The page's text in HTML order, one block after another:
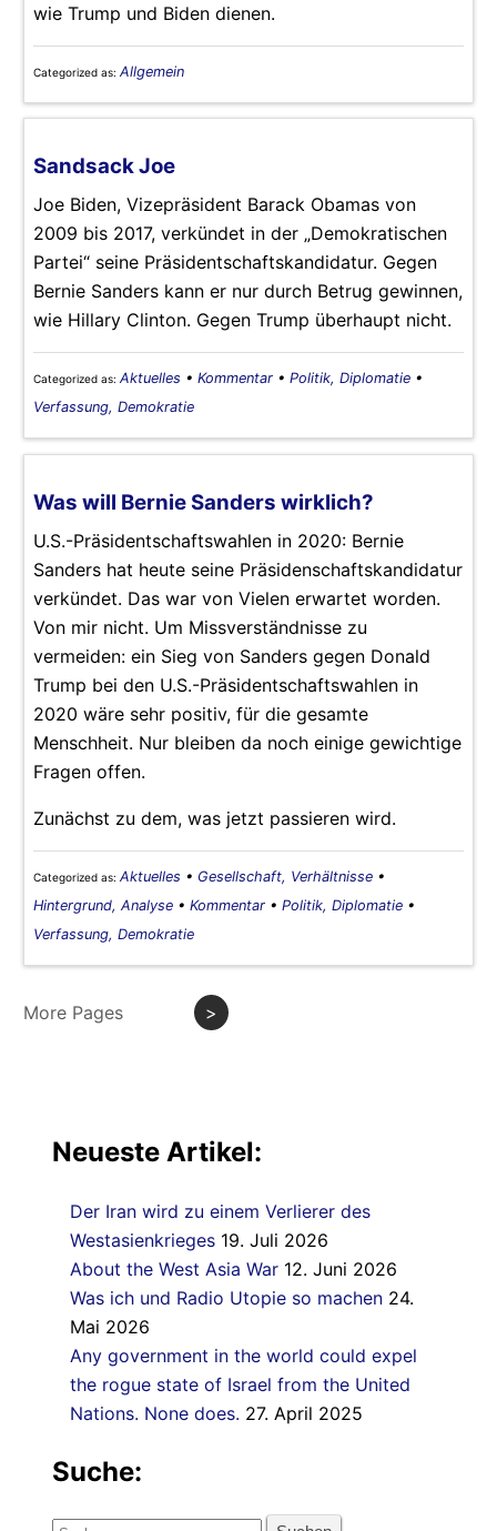
wie Trump und Biden dienen.
Categorized as: Allgemein
Sandsack Joe
Joe Biden, Vizepräsident Barack Obamas von
2009 bis 2017, verkündet in der „Demokratischen
Partei“ seine Präsidentschaftskandidatur. Gegen
Bernie Sanders kann er nur durch Betrug gewinnen,
wie Hillary Clinton. Gegen Trump überhaupt nicht.
Categorized as: Aktuelles • Kommentar • Politik, Diplomatie •
Verfassung, Demokratie
Was will Bernie Sanders wirklich?
U.S.-Präsidentschaftswahlen in 2020: Bernie
Sanders hat heute seine Präsidenschaftskandidatur
verkündet. Das war von Vielen erwartet worden.
Von mir nicht. Um Missverständnisse zu
vermeiden: ein Sieg von Sanders gegen Donald
Trump bei den U.S.-Präsidentschaftswahlen in
2020 wäre sehr positiv, für die gesamte
Menschheit. Nur bleiben da noch einige gewichtige
Fragen offen.
Zunächst zu dem, was jetzt passieren wird.
Categorized as: Aktuelles • Gesellschaft, Verhältnisse •
Hintergrund, Analyse • Kommentar • Politik, Diplomatie •
Verfassung, Demokratie
More Pages >
Neueste Artikel:
Der Iran wird zu einem Verlierer des
Westasienkrieges 19. Juli 2026
About the West Asia War 12. Juni 2026
Was ich und Radio Utopie so machen 24.
Mai 2026
Any government in the world could expel
the rogue state of Israel from the United
Nations. None does. 27. April 2025
Suche: